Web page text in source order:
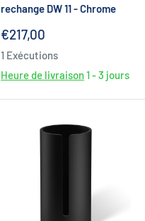
rechange DW 11 - Chrome
Prix
€217,00
1 Exécutions
Heure de livraison1 - 3 jours